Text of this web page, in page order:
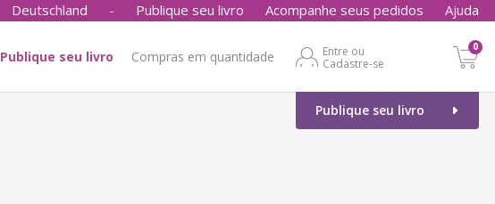
Deutschland - Publique seu livro Acompanhe seus pedidos Ajuda
Publique seu livro Compras em quantidade
Entre ou
Cadastre-se
0
Publique seu livro